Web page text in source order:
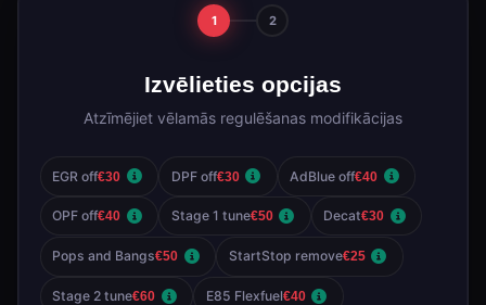
1 2
Izvēlieties opcijas
Atzīmējiet vēlamās regulēšanas modifikācijas
EGR off€30 DPF off€30 AdBlue off€40
OPF off€40 Stage 1 tune€50 Decat€30
Pops and Bangs€50 StartStop remove€25
Stage 2 tune€60 E85 Flexfuel€40